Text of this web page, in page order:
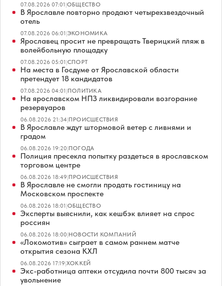
07.08.2026 07:01|ОБЩЕСТВО
В Ярославле повторно продают четырехзвездочный
отель
07.08.2026 06:01|ЭКОНОМИКА
Ярославец просит не превращать Тверицкий пляж в
волейбольную площадку
07.08.2026 05:01|СПОРТ
На места в Госдуме от Ярославской области
претендует 18 кандидатов
07.08.2026 04:01|ПОЛИТИКА
На ярославском НПЗ ликвидировали возгорание
резервуаров
06.08.2026 21:34|ПРОИСШЕСТВИЯ
В Ярославле ждут штормовой ветер с ливнями и
градом
06.08.2026 19:20|ПОГОДА
Полиция пресекла попытку раздеться в ярославском
торговом центре
06.08.2026 18:49|ПРОИСШЕСТВИЯ
В Ярославле не смогли продать гостиницу на
Московском проспекте
06.08.2026 18:01|ОБЩЕСТВО
Эксперты выяснили, как кешбэк влияет на спрос
россиян
06.08.2026 18:00|НОВОСТИ КОМПАНИЙ
«Локомотив» сыграет в самом раннем матче
открытия сезона КХЛ
06.08.2026 17:19|ХОККЕЙ
Экс-работница аптеки отсудила почти 800 тысяч за
увольнение